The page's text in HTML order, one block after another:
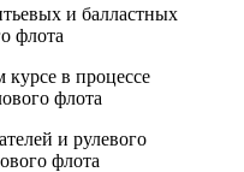
и балластных
флота
курсе в процессе
флота
и рулевого
флота